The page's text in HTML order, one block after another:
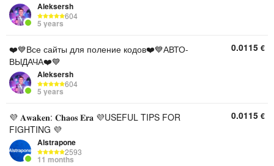
Aleksersh
604
5 years
❤️💙Все сайты для поление кодов❤️💙АВТО-
ВЫДАЧА❤️💙
Aleksersh
604
5 years
0.0115 €
💜 𝐀𝐰𝐚𝐤𝐞𝐧: 𝐂𝐡𝐚𝐨𝐬 𝐄𝐫𝐚 💜USEFUL TIPS FOR
FIGHTING 💜
Alstrapone
2593
11 months
0.0115 €